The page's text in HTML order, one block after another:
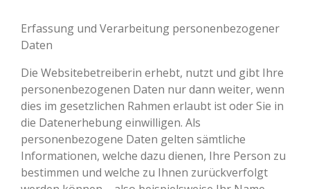
Erfassung und Verarbeitung personenbezogener
Daten
Die Websitebetreiberin erhebt, nutzt und gibt Ihre
personenbezogenen Daten nur dann weiter, wenn
dies im gesetzlichen Rahmen erlaubt ist oder Sie in
die Datenerhebung einwilligen. Als
personenbezogene Daten gelten sämtliche
Informationen, welche dazu dienen, Ihre Person zu
bestimmen und welche zu Ihnen zurückverfolgt